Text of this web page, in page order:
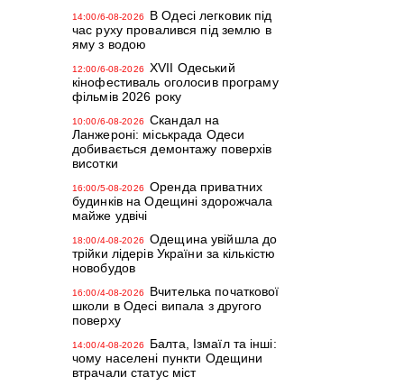
14:00/6-08-2026
В Одесі легковик під
час руху провалився під землю в
яму з водою
12:00/6-08-2026
XVII Одеський
кінофестиваль оголосив програму
фільмів 2026 року
10:00/6-08-2026
Скандал на
Ланжероні: міськрада Одеси
добивається демонтажу поверхів
висотки
16:00/5-08-2026
Оренда приватних
будинків на Одещині здорожчала
майже удвічі
18:00/4-08-2026
Одещина увійшла до
трійки лідерів України за кількістю
новобудов
16:00/4-08-2026
Вчителька початкової
школи в Одесі випала з другого
поверху
14:00/4-08-2026
Балта, Ізмаїл та інші:
чому населені пункти Одещини
втрачали статус міст